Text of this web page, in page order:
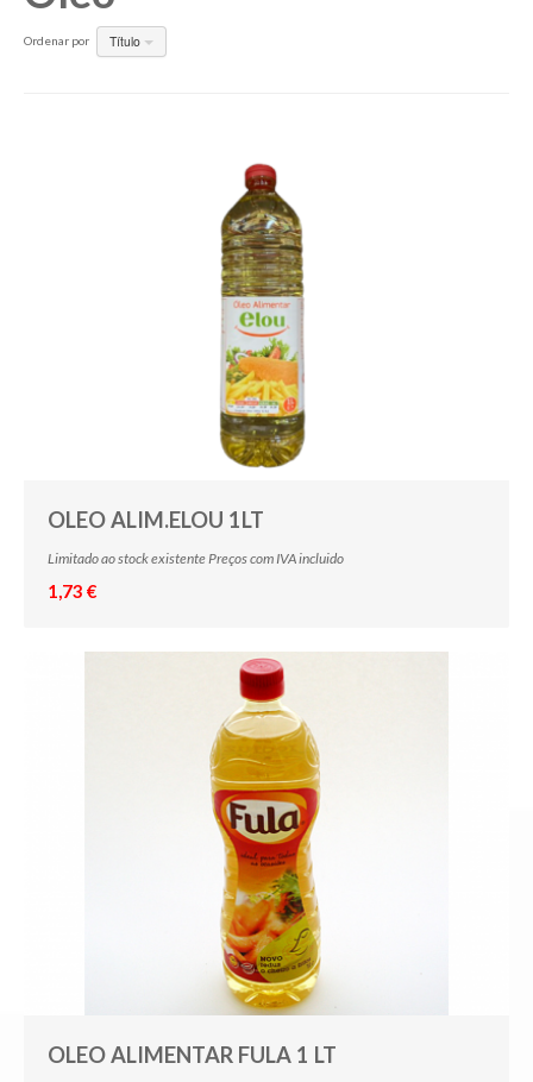
Ordenar por Título
OLEO ALIM.ELOU 1LT
Limitado ao stock existente Preços com IVA incluido
1,73 €
OLEO ALIMENTAR FULA 1 LT